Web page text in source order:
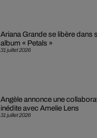
31 juillet 2026
Ariana Grande se libère dans
album « Petals »
31 juillet 2026
Angèle annonce une
inédite avec Amelie Lens